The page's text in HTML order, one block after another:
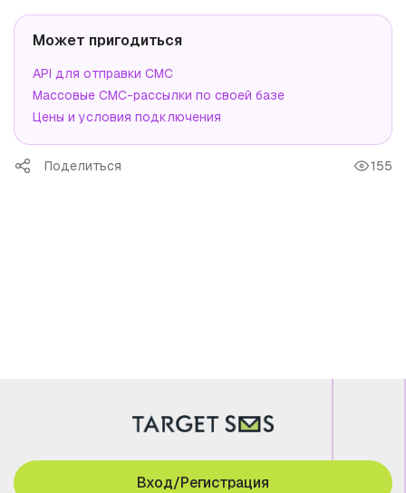
Может пригодиться
API для отправки СМС
Массовые СМС-рассылки по своей базе
Цены и условия подключения
Поделиться 155
Вход/Регистрация